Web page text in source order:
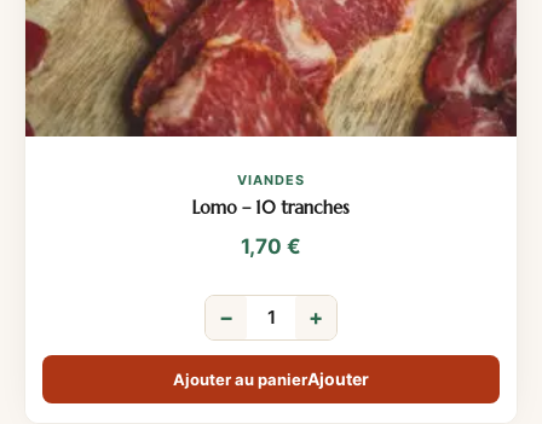
VIANDES
Lomo – 10 tranches
1,70 €
− +
Ajouter au panier